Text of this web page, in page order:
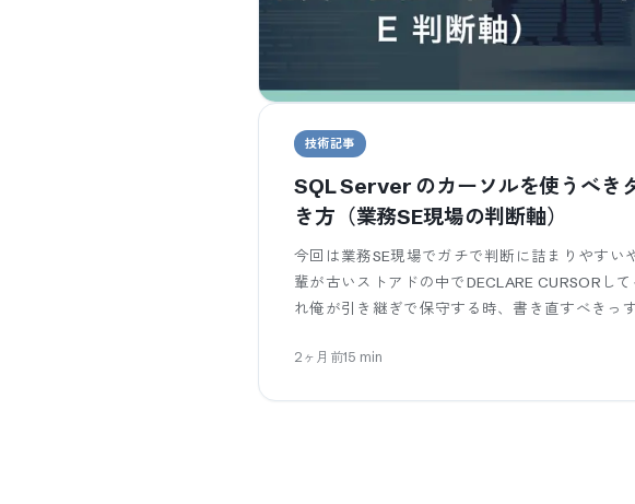
技術記事
SQL Server のカーソルを使うべき
き方（業務SE現場の判断軸）
今回は業務SE現場でガチで判断に詰まりやすい
輩が古いストアドの中でDECLARE CURSORし
れ俺が引き継ぎで保守する時、書き直すべきっ
2ヶ月前15 min